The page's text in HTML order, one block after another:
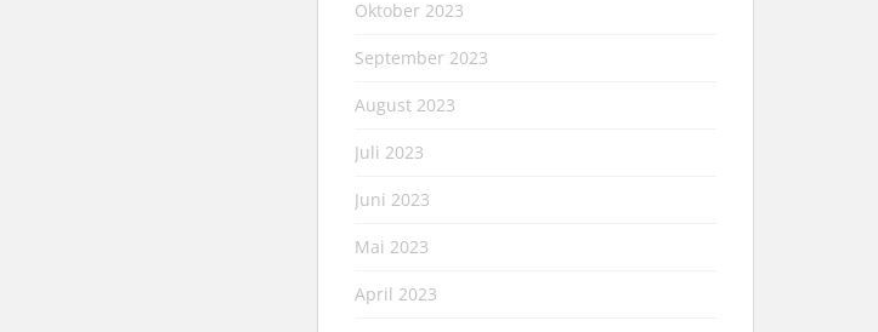
Oktober 2023
September 2023
August 2023
Juli 2023
Juni 2023
Mai 2023
April 2023